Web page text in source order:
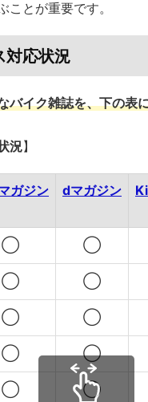
とが重要です。
対応状況
バイク雑誌を、下の表
況】
ガジン dマガジン
◯ ◯
◯ ◯
◯ ◯
◯ ◯
◯ ◯